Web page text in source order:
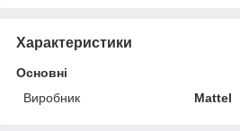
Характеристики
Основні
Виробник
Mattel